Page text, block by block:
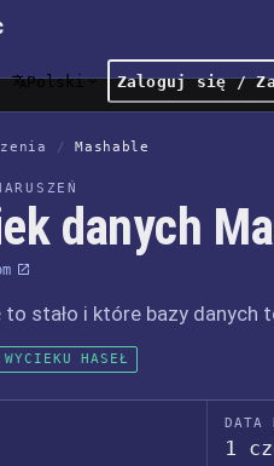
Polski Zaloguj się /
/ Mashable
danych
to stało i które bazy danych
HASEŁ
DATA
1